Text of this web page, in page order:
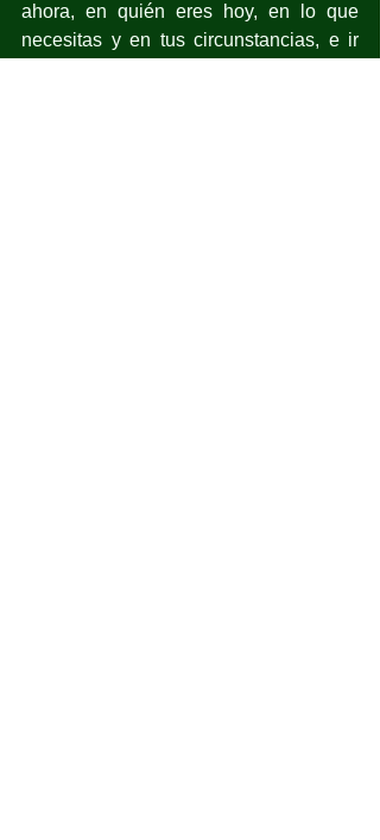
ahora, en quién eres hoy, en lo que
necesitas y en tus circunstancias, e ir